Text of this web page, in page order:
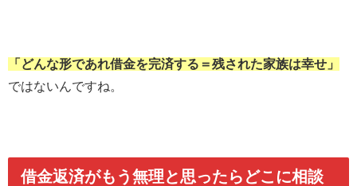
「どんな形であれ借金を完済する＝残された家族は幸せ」
ではないんですね。
借金返済がもう無理と思ったらどこに相談